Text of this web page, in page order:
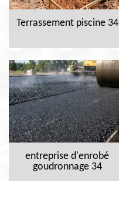
Terrassement piscine 34
entreprise d'enrobé
goudronnage 34